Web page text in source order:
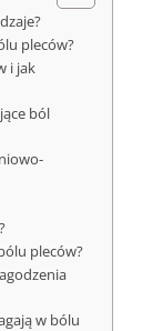
pleców?
i jak
ból
pleców?
w bólu